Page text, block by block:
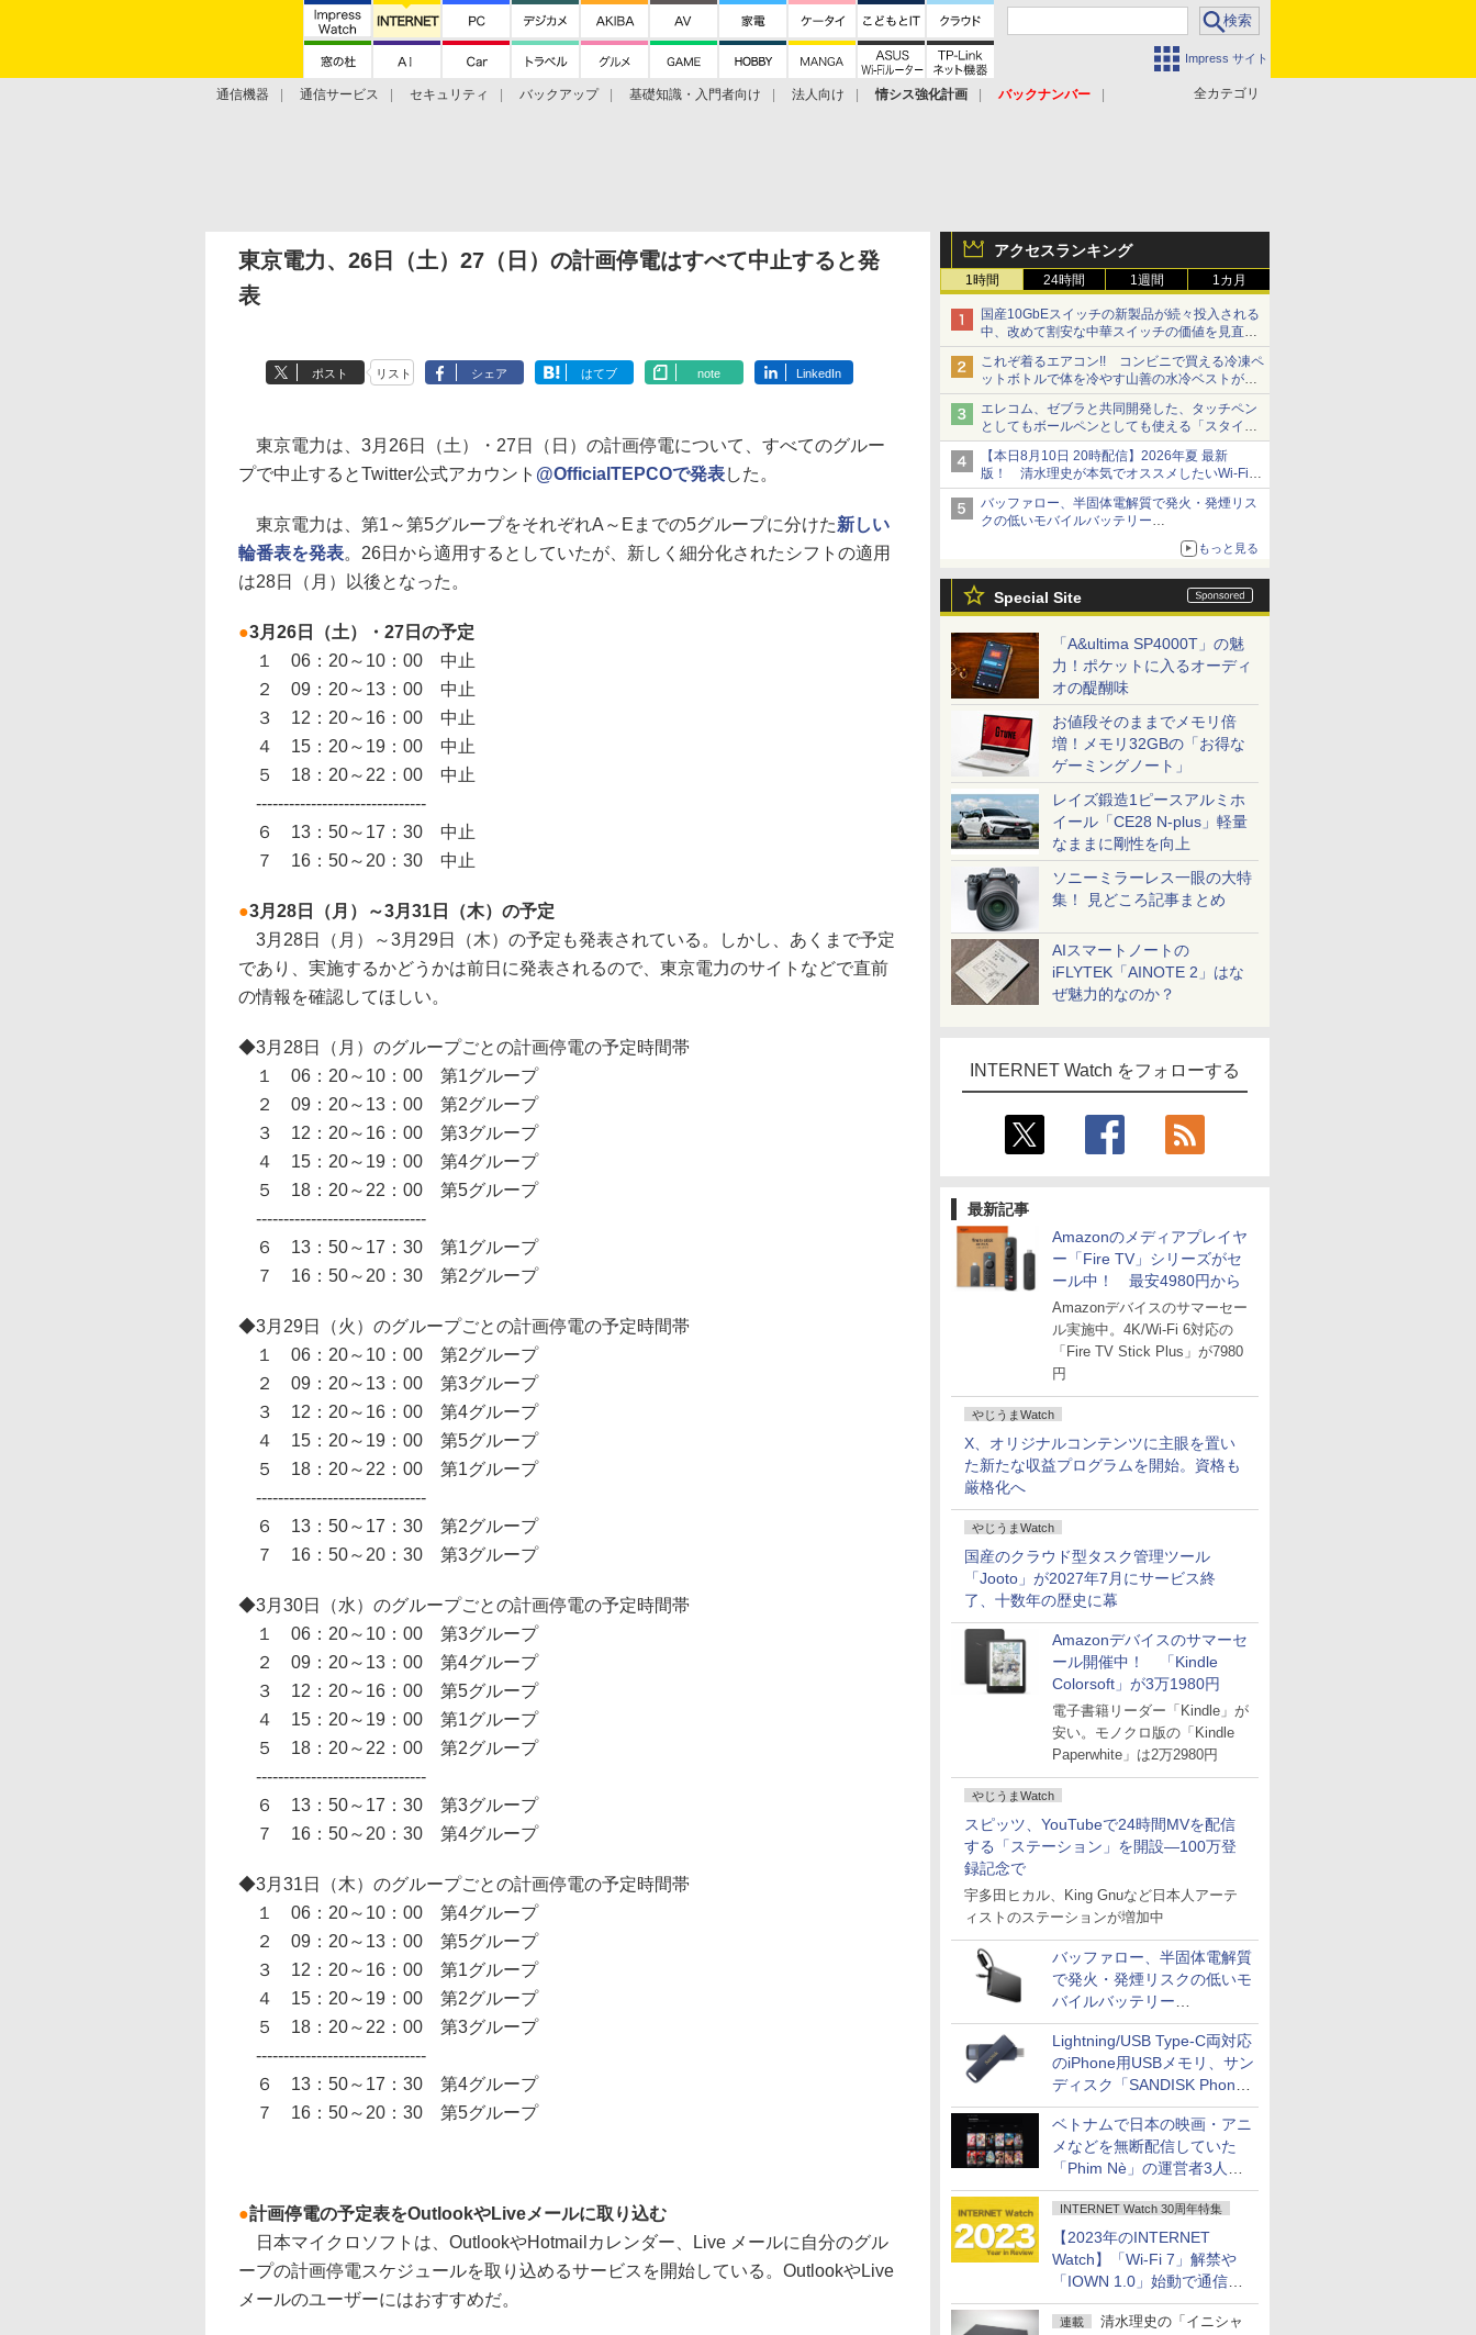
Impress サイト
全カテゴリ
通信機器 通信サービス セキュリティ バックアップ 基礎知識・入門者向け 法人向け 情シス強化計画
バックナンバー
アクセスランキング
1時間 24時間 1週間 1カ月
国産10GbEスイッチの新製品が続々投入される
中、改めて割安な中華スイッチの価値を見直す
【イニシャルB】
これぞ着るエアコン!! コンビニで買える冷凍ペ
ットボトルで体を冷やす山善の水冷ベストがロ
ードバイクにちょうどいい【ぼっち・ざ・ろー
ど！その14】【空いた時間でなにしてる？】
エレコム、ゼブラと共同開発した、タッチペン
としてもボールペンとしても使える「スタイラ
スツーウェイ」発売 iPadにも紙にも、持ち替
えずに書き込める
【本日8月10日 20時配信】2026年夏 最新
版！ 清水理史が本気でオススメしたいWi-Fiル
ーターはどれか？ ライブで解説【清水理史の
「イニシャルB」チャンネル】
バッファロー、半固体電解質で発火・発煙リス
クの低いモバイルバッテリー
「BMPBSA10000」シリーズの店頭販売を9月
もっと見る
Special Site
「A&ultima SP4000T」の魅
力！ポケットに入るオーディ
オの醍醐味
お値段そのままでメモリ倍
増！メモリ32GBの「お得な
ゲーミングノート」
レイズ鍛造1ピースアルミホ
イール「CE28 N-plus」軽量
なままに剛性を向上
ソニーミラーレス一眼の大特
集！ 見どころ記事まとめ
AIスマートノートの
iFLYTEK「AINOTE 2」はな
ぜ魅力的なのか？
INTERNET Watch をフォローする
最新記事
Amazonのメディアプレイヤ
ー「Fire TV」シリーズがセ
ール中！ 最安4980円から
Amazonデバイスのサマーセー
ル実施中。4K/Wi-Fi 6対応の
「Fire TV Stick Plus」が7980
円
やじうまWatch
X、オリジナルコンテンツに主眼を置い
た新たな収益プログラムを開始。資格も
厳格化へ
やじうまWatch
国産のクラウド型タスク管理ツール
「Jooto」が2027年7月にサービス終
了、十数年の歴史に幕
Amazonデバイスのサマーセ
ール開催中！ 「Kindle
Colorsoft」が3万1980円
電子書籍リーダー「Kindle」が
安い。モノクロ版の「Kindle
Paperwhite」は2万2980円
やじうまWatch
スピッツ、YouTubeで24時間MVを配信
する「ステーション」を開設―100万登
録記念で
宇多田ヒカル、King Gnuなど日本人アーテ
ィストのステーションが増加中
バッファロー、半固体電解質
で発火・発煙リスクの低いモ
バイルバッテリー
「BMPBSA10000」シリーズ
の店頭販売を9月上旬に開始
Lightning/USB Type-C両対応
のiPhone用USBメモリ、サン
ディスク「SANDISK Phone
Drive for iPhone」発売
ベトナムで日本の映画・アニ
メなどを無断配信していた
「Phim Nè」の運営者3人を
刑事立件
INTERNET Watch 30周年特集
【2023年のINTERNET
Watch】「Wi-Fi 7」解禁や
「IOWN 1.0」始動で通信が
進化、コロナ禍の行動制限も
大幅に緩和へ
連載
清水理史の「イニシャ
東京電力、26日（土）27（日）の計画停電はすべて中止すると発
表
ポスト リスト シェア はてブ note LinkedIn
東京電力は、3月26日（土）・27日（日）の計画停電について、すべてのグルー
プで中止するとTwitter公式アカウント @OfficialTEPCOで発表した。
東京電力は、第1～第5グループをそれぞれA～Eまでの5グループに分けた新しい
輪番表を発表。26日から適用するとしていたが、新しく細分化されたシフトの適用
は28日（月）以後となった。
●3月26日（土）・27日の予定
１ 06：20～10：00 中止
２ 09：20～13：00 中止
３ 12：20～16：00 中止
４ 15：20～19：00 中止
５ 18：20～22：00 中止
-------------------------------
６ 13：50～17：30 中止
７ 16：50～20：30 中止
●3月28日（月）～3月31日（木）の予定
3月28日（月）～3月29日（木）の予定も発表されている。しかし、あくまで予定
であり、実施するかどうかは前日に発表されるので、東京電力のサイトなどで直前
の情報を確認してほしい。
◆3月28日（月）のグループごとの計画停電の予定時間帯
１ 06：20～10：00 第1グループ
２ 09：20～13：00 第2グループ
３ 12：20～16：00 第3グループ
４ 15：20～19：00 第4グループ
５ 18：20～22：00 第5グループ
-------------------------------
６ 13：50～17：30 第1グループ
７ 16：50～20：30 第2グループ
◆3月29日（火）のグループごとの計画停電の予定時間帯
１ 06：20～10：00 第2グループ
２ 09：20～13：00 第3グループ
３ 12：20～16：00 第4グループ
４ 15：20～19：00 第5グループ
５ 18：20～22：00 第1グループ
-------------------------------
６ 13：50～17：30 第2グループ
７ 16：50～20：30 第3グループ
◆3月30日（水）のグループごとの計画停電の予定時間帯
１ 06：20～10：00 第3グループ
２ 09：20～13：00 第4グループ
３ 12：20～16：00 第5グループ
４ 15：20～19：00 第1グループ
５ 18：20～22：00 第2グループ
-------------------------------
６ 13：50～17：30 第3グループ
７ 16：50～20：30 第4グループ
◆3月31日（木）のグループごとの計画停電の予定時間帯
１ 06：20～10：00 第4グループ
２ 09：20～13：00 第5グループ
３ 12：20～16：00 第1グループ
４ 15：20～19：00 第2グループ
５ 18：20～22：00 第3グループ
-------------------------------
６ 13：50～17：30 第4グループ
７ 16：50～20：30 第5グループ
●計画停電の予定表をOutlookやLiveメールに取り込む
日本マイクロソフトは、OutlookやHotmailカレンダー、Live メールに自分のグル
ープの計画停電スケジュールを取り込めるサービスを開始している。OutlookやLive
メールのユーザーにはおすすめだ。